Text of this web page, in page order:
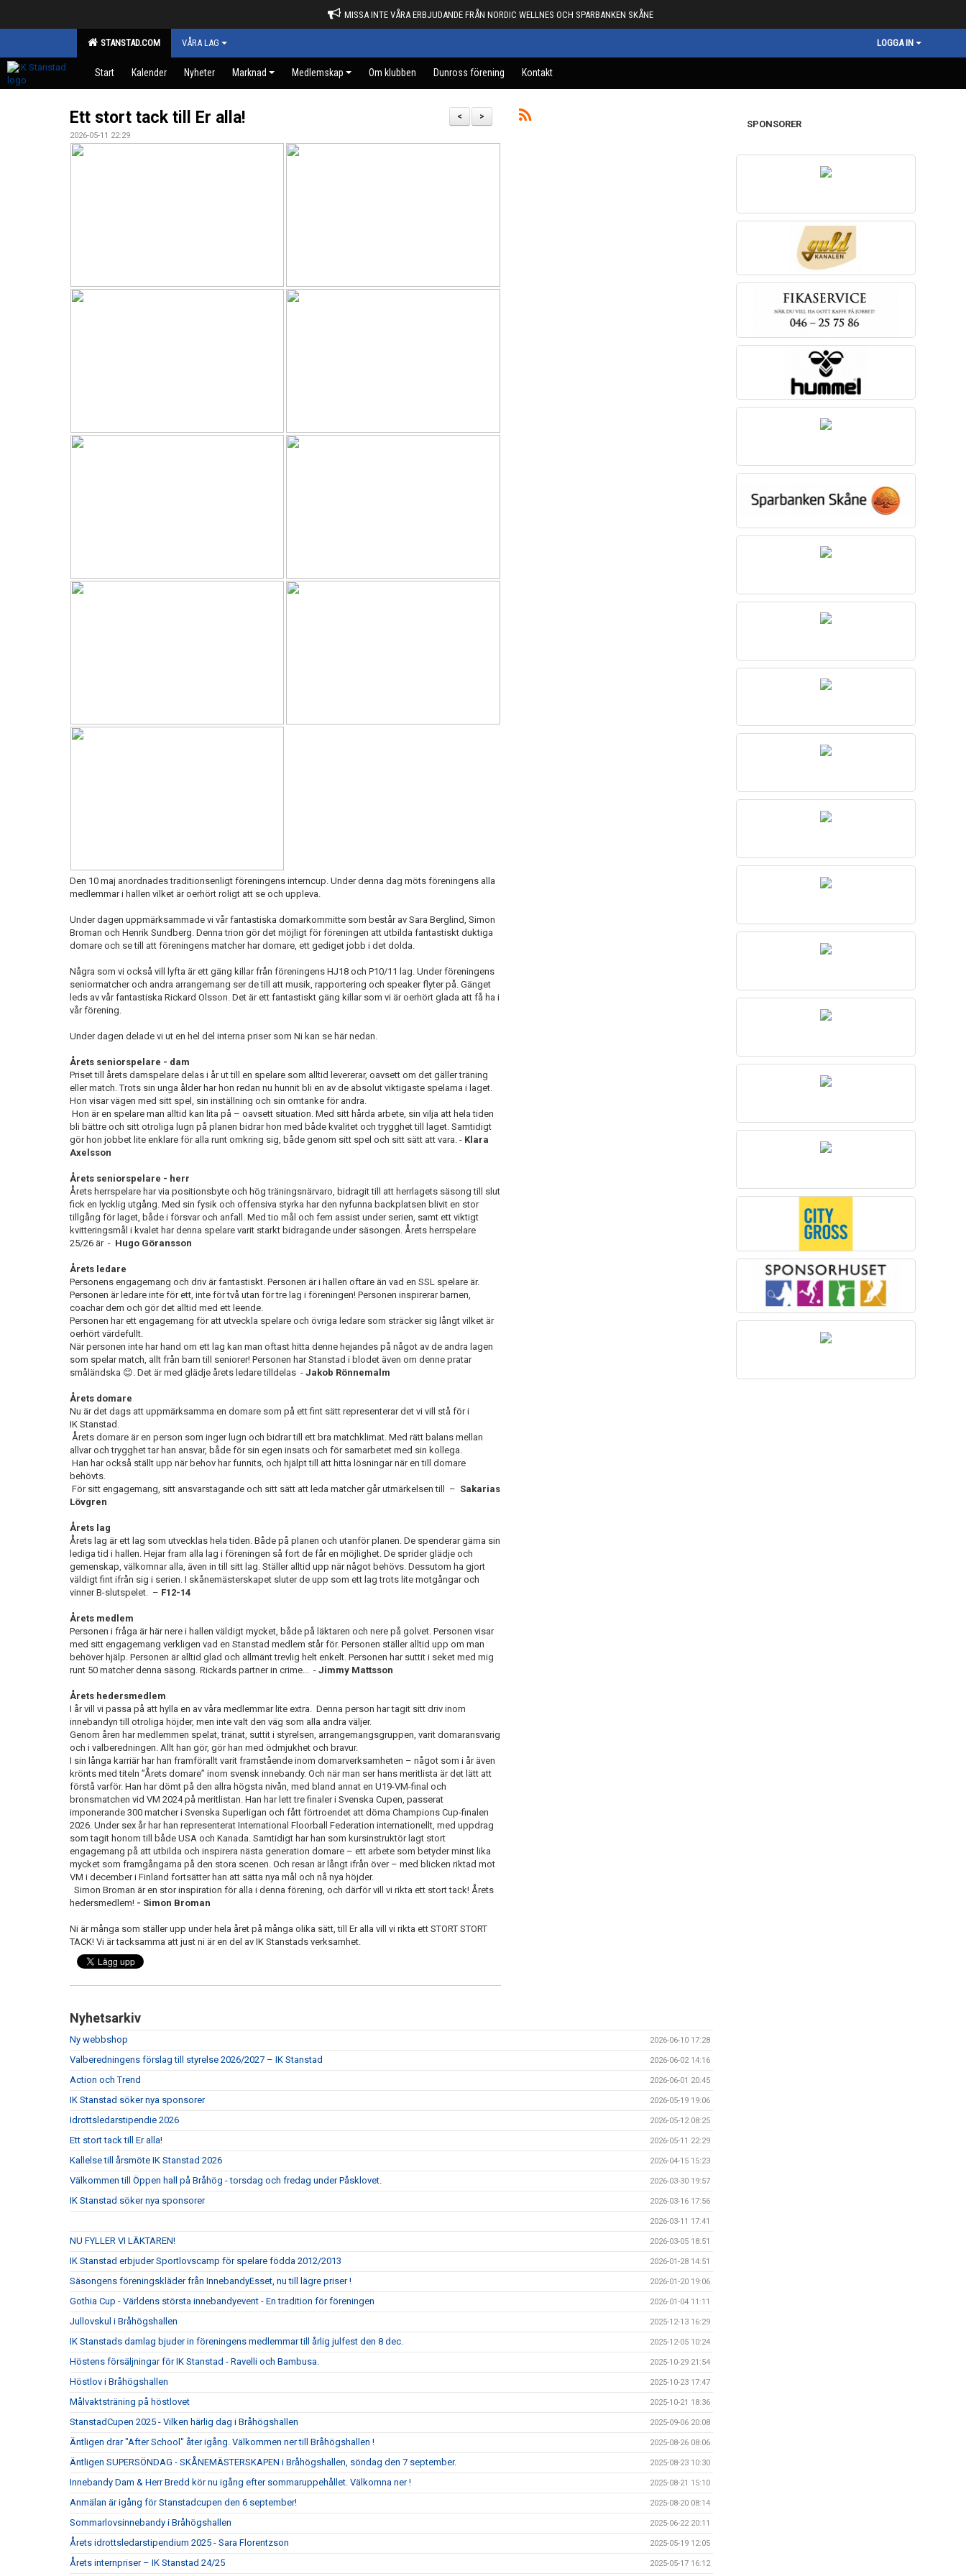
MISSA INTE VÅRA ERBJUDANDE FRÅN NORDIC WELLNES OCH SPARBANKEN SKÅNE
STANSTAD.COM VÅRA LAG LOGGA IN
Start Kalender Nyheter Marknad Medlemskap Om klubben Dunross förening Kontakt
>
<
Ett stort tack till Er alla!
2026-05-11 22:29
Den 10 maj anordnades traditionsenligt föreningens interncup. Under denna dag möts föreningens alla
medlemmar i hallen vilket är oerhört roligt att se och uppleva.
Under dagen uppmärksammade vi vår fantastiska domarkommitte som består av Sara Berglind, Simon
Broman och Henrik Sundberg. Denna trion gör det möjligt för föreningen att utbilda fantastiskt duktiga
domare och se till att föreningens matcher har domare, ett gediget jobb i det dolda.
Några som vi också vill lyfta är ett gäng killar från föreningens HJ18 och P10/11 lag. Under föreningens
seniormatcher och andra arrangemang ser de till att musik, rapportering och speaker flyter på. Gänget
leds av vår fantastiska Rickard Olsson. Det är ett fantastiskt gäng killar som vi är oerhört glada att få ha i
vår förening.
Under dagen delade vi ut en hel del interna priser som Ni kan se här nedan.
Årets seniorspelare - dam
Priset till årets damspelare delas i år ut till en spelare som alltid levererar, oavsett om det gäller träning
eller match. Trots sin unga ålder har hon redan nu hunnit bli en av de absolut viktigaste spelarna i laget.
Hon visar vägen med sitt spel, sin inställning och sin omtanke för andra.
Hon är en spelare man alltid kan lita på – oavsett situation. Med sitt hårda arbete, sin vilja att hela tiden
bli bättre och sitt otroliga lugn på planen bidrar hon med både kvalitet och trygghet till laget. Samtidigt
gör hon jobbet lite enklare för alla runt omkring sig, både genom sitt spel och sitt sätt att vara. - Klara
Axelsson
Årets seniorspelare - herr
Årets herrspelare har via positionsbyte och hög träningsnärvaro, bidragit till att herrlagets säsong till slut
fick en lycklig utgång. Med sin fysik och offensiva styrka har den nyfunna backplatsen blivit en stor
tillgång för laget, både i försvar och anfall. Med tio mål och fem assist under serien, samt ett viktigt
kvitteringsmål i kvalet har denna spelare varit starkt bidragande under säsongen. Årets herrspelare
25/26 är - Hugo Göransson
Årets ledare
Personens engagemang och driv är fantastiskt. Personen är i hallen oftare än vad en SSL spelare är.
Personen är ledare inte för ett, inte för två utan för tre lag i föreningen! Personen inspirerar barnen,
coachar dem och gör det alltid med ett leende.
Personen har ett engagemang för att utveckla spelare och övriga ledare som sträcker sig långt vilket är
oerhört värdefullt.
När personen inte har hand om ett lag kan man oftast hitta denne hejandes på något av de andra lagen
som spelar match, allt från barn till seniorer! Personen harStanstad i blodet även om denne pratar
småländska 😊. Det är med glädje årets ledare tilldelas - Jakob Rönnemalm
Årets domare
Nu är det dags att uppmärksamma en domare som på ett fint sätt representerar det vi vill stå för i
IK Stanstad .
Årets domare är en person som inger lugn och bidrar till ett bra matchklimat. Med rätt balans mellan
allvar och trygghet tar han ansvar, både för sin egen insats och för samarbetet med sin kollega.
Han har också ställt upp när behov har funnits, och hjälpt till att hitta lösningar när en till domare
behövts.
För sitt engagemang, sitt ansvarstagande och sitt sätt att leda matcher går utmärkelsentill – Sakarias
Lövgren
Årets lag
Årets lag är ett lag som utvecklas hela tiden. Både på planen och utanför planen. De spenderar gärna sin
lediga tid i hallen. Hejar fram alla lag i föreningen så fort de får en möjlighet. De sprider glädje och
gemenskap, välkomnar alla, även in till sitt lag. Ställer alltid upp när något behövs. Dessutom ha gjort
väldigt fint ifrån sig i serien. I skånemästerskapet sluter de upp som ett lag trots lite motgångar och
vinner B-slutspelet. – F12-14
Årets medlem
Personen i fråga är här nere i hallen väldigt mycket, både på läktaren och nere på golvet. Personen visar
med sitt engagemang verkligen vad en Stanstad medlem står för. Personen ställer alltid upp om man
behöver hjälp. Personen är alltid glad och allmänt trevlig helt enkelt. Personen har suttit i seket med mig
runt 50 matcherdenna säsong. Rickards partner in crime... - Jimmy Mattsson
Årets hedersmedlem
I år vill vi passa på att hylla en av våra medlemmar lite extra. Denna person har tagit sitt driv inom
innebandyn till otroliga höjder, men inte valt den väg som alla andra väljer.
Genom åren har medlemmen spelat, tränat, suttit i styrelsen, arrangemangsgruppen, varit domaransvarig
och i valberedningen. Allt han gör, gör han med ödmjukhet och bravur.
I sin långa karriär har han framförallt varit framstående inom domarverksamheten – något som i år även
krönts med titeln ”Årets domare” inom svensk innebandy. Och när man ser hans meritlista är det lätt att
förstå varför. Han har dömt på den allra högsta nivån, med bland annat en U19-VM-final och
bronsmatchen vid VM 2024 på meritlistan. Han har lett tre finaler i Svenska Cupen, passerat
imponerande 300 matcher i Svenska Superligan och fått förtroendet att döma Champions Cup-finalen
2026. Under sex år har han representerat International Floorball
Federation internationellt, med uppdrag
som tagit honom till både USA och Kanada. Samtidigt har han som kursinstruktör lagt stort
engagemang på att utbilda och inspirera nästa generation domare – ett arbete som betyder minst lika
mycket som framgångarna på den stora scenen. Och resan är långt ifrån över – med blicken riktad mot
VM i december i Finland fortsätter han att sätta nya mål och nå nya höjder.
Simon Broman är en stor inspiration för alla i denna förening, och därför vill vi rikta ett stort tack! Årets
hedersmedlem! - Simon Broman
Ni är många som ställer upp under hela året på många olika sätt, till Er alla vill vi rikta ett STORT STORT
TACK! Vi är tacksamma att just ni är en del av IK Stanstads verksamhet.
Nyhetsarkiv
Ny webbshop 2026-06-10 17:28
Valberedningens förslag till styrelse 2026/2027 – IK Stanstad 2026-06-02 14:16
Action och Trend 2026-06-01 20:45
IK Stanstad söker nya sponsorer 2026-05-19 19:06
Idrottsledarstipendie 2026 2026-05-12 08:25
Ett stort tack till Er alla! 2026-05-11 22:29
Kallelse till årsmöte IK Stanstad 2026 2026-04-15 15:23
Välkommen till Öppen hall på Bråhög - torsdag och fredag under Påsklovet. 2026-03-30 19:57
IK Stanstad söker nya sponsorer 2026-03-16 17:56
2026-03-11 17:41
NU FYLLER VI LÄKTAREN! 2026-03-05 18:51
IK Stanstad erbjuder Sportlovscamp för spelare födda 2012/2013 2026-01-28 14:51
Säsongens föreningskläder från InnebandyEsset, nu till lägre priser ! 2026-01-20 19:06
Gothia Cup - Världens största innebandyevent - En tradition för föreningen 2026-01-04 11:11
Jullovskul i Bråhögshallen 2025-12-13 16:29
IK Stanstads damlag bjuder in föreningens medlemmar till årlig julfest den 8 dec. 2025-12-05 10:24
Höstens försäljningar för IK Stanstad - Ravelli och Bambusa. 2025-10-29 21:54
Höstlov i Bråhögshallen 2025-10-23 17:47
Målvaktsträning på höstlovet 2025-10-21 18:36
StanstadCupen 2025 - Vilken härlig dag i Bråhögshallen 2025-09-06 20:08
Äntligen drar "After School" åter igång. Välkommen ner till Bråhögshallen ! 2025-08-26 08:06
Äntligen SUPERSÖNDAG - SKÅNEMÄSTERSKAPEN i Bråhögshallen, söndag den 7 september. 2025-08-23 10:30
Innebandy Dam & Herr Bredd kör nu igång efter sommaruppehållet. Välkomna ner ! 2025-08-21 15:10
Anmälan är igång för Stanstadcupen den 6 september! 2025-08-20 08:14
Sommarlovsinnebandy i Bråhögshallen 2025-06-22 20:11
Årets idrottsledarstipendium 2025 - Sara Florentzson 2025-05-19 12:05
Årets internpriser – IK Stanstad 24/25 2025-05-17 16:12
SPONSORER